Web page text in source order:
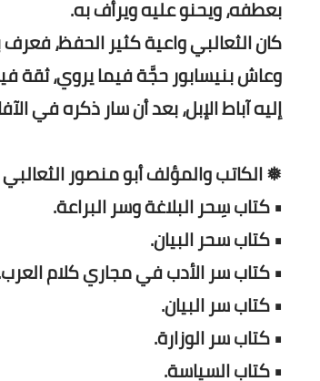
بعطفه، ويحنو عليه ويرأف به.
كان الثعالبي واعية كثير الحفظ، فعرف
وعاش بنيسابور حجَّة فيما يروي، ثقة
إليه آباط الإبل، بعد أن سار ذكره في الآفاق سير
❅ الكاتب والمؤلف أبو منصور
• كتاب سِحر البلاغة وسر البراعة.
• كتاب سحر البيان.
• كتاب سر الأدب في مجاري كلام
• كتاب سر البيان.
• كتاب سر الوزارة.
• كتاب السياسة.